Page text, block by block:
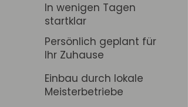
In wenigen Tagen
startklar
Persönlich geplant für
Ihr Zuhause
Einbau durch lokale
Meisterbetriebe